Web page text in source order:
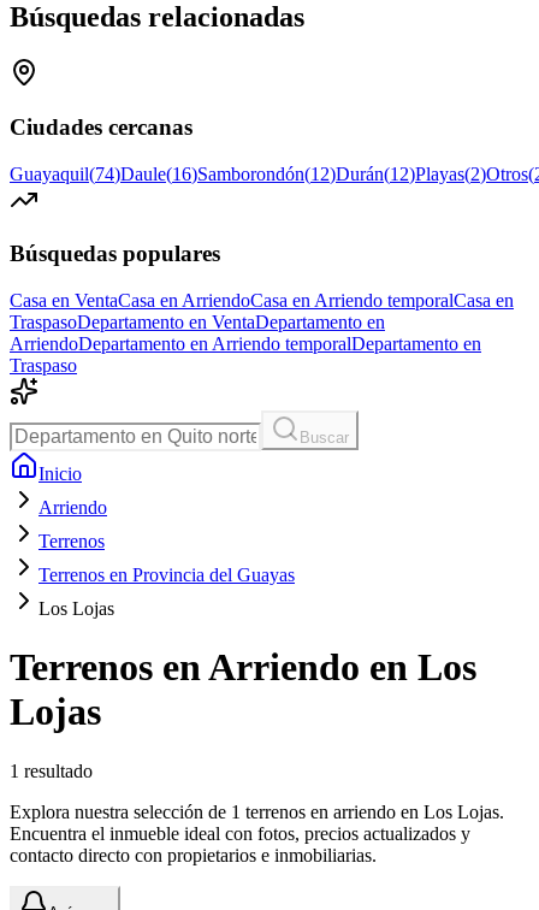
Búsquedas relacionadas
Ciudades cercanas
Guayaquil(74)Daule(16)Samborondón(12)Durán(12)Playas(2)Otros(
Búsquedas populares
Casa en VentaCasa en ArriendoCasa en Arriendo temporalCasa en
TraspasoDepartamento en VentaDepartamento en
ArriendoDepartamento en Arriendo temporalDepartamento en
Traspaso
Buscar
Inicio
Arriendo
Terrenos
Terrenos en Provincia del Guayas
Los Lojas
Terrenos en Arriendo en Los
Lojas
1 resultado
Explora nuestra selección de 1 terrenos en arriendo en Los Lojas.
Encuentra el inmueble ideal con fotos, precios actualizados y
contacto directo con propietarios e inmobiliarias.